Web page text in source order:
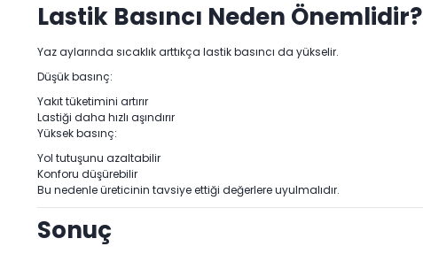
Lastik Basıncı Neden Önemlidir?
Yaz aylarında sıcaklık arttıkça lastik basıncı da yükselir.
Düşük basınç:
Yakıt tüketimini artırır
Lastiği daha hızlı aşındırır
Yüksek basınç:
Yol tutuşunu azaltabilir
Konforu düşürebilir
Bu nedenle üreticinin tavsiye ettiği değerlere uyulmalıdır.
Sonuç